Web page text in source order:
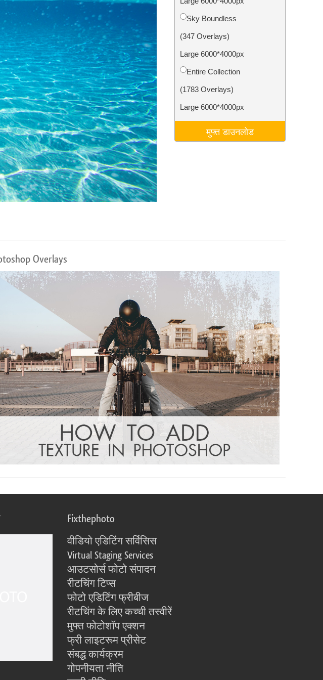
एआई प्रशिक्षण डेटा Video Editing Services
Sky Boundless
(347 Overlays)
Large 6000*4000px
Entire Collection
(1783 Overlays)
Large 6000*4000px
मुफ्त डाउनलोड
Overlays
Fixthephoto
वीडियो एडिटिंग सर्विसिस
Virtual Staging Services
आउटसोर्स फोटो संपादन
रीटचिंग टिप्स
फोटो एडिटिंग फ्रीबीज
रीटचिंग के लिए कच्ची तस्वीरें
मुफ्त फोटोशॉप एक्शन
फ्री लाइटरूम प्रीसेट
संबद्ध कार्यक्रम
गोपनीयता नीति